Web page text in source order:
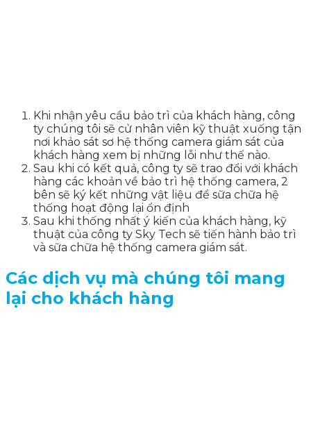
Khi nhận yêu cầu bảo trì của khách hàng, công
ty chúng tôi sẽ cử nhân viên kỹ thuật xuống tận
nơi khảo sát sơ hệ thống camera giám sát của
khách hàng xem bị những lỗi như thế nào.
Sau khi có kết quả, công ty sẽ trao đổi với khách
hàng các khoản về bảo trì hệ thống camera, 2
bên sẽ ký kết những vật liệu để sữa chữa hệ
thống hoạt động lại ổn định
Sau khi thống nhất ý kiến của khách hàng, kỹ
thuật của công ty Sky Tech sẽ tiến hành bảo trì
và sữa chữa hệ thống camera giám sát.
Các dịch vụ mà chúng tôi mang
lại cho khách hàng